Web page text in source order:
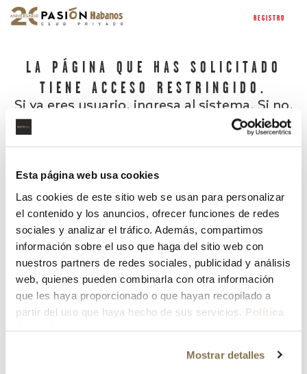
Esta página web usa cookies
Las cookies de este sitio web se usan para personalizar
el contenido y los anuncios, ofrecer funciones de redes
sociales y analizar el tráfico. Además, compartimos
información sobre el uso que haga del sitio web con
nuestros partners de redes sociales, publicidad y análisis
web, quienes pueden combinarla con otra información
que les haya proporcionado o que hayan recopilado a
partir del uso que haya hecho de sus servicios. Política
Mostrar detalles
REGISTRO
LA PÁGINA QUE HAS SOLICITADO
TIENE ACCESO RESTRINGIDO.
Si ya eres usuario, ingresa al sistema. Si no,
¿Has olvidado tu contraseña?